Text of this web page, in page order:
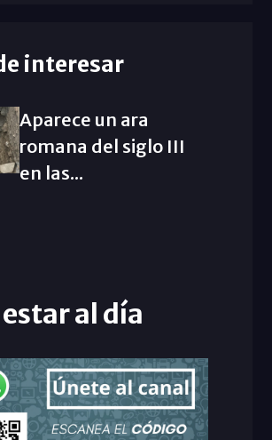
interesar
Aparece un ara
romana del siglo III
en las...
al día